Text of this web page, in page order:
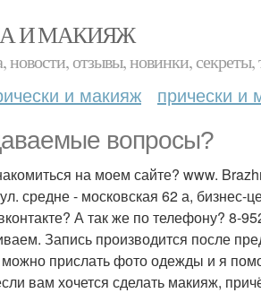
И МАКИЯЖ
отзывы, новинки, секреты,
и макияж прически и
вопросы?
на моем сайте? www.
средне - московская 62 а, бизнес-
А так же по телефону? 8-
Запись производится после
прислать фото одежды и я
вам хочется сделать макияж,